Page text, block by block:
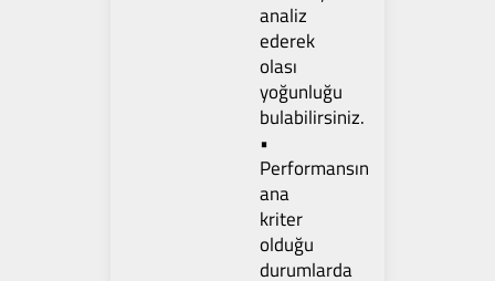
analiz
ederek
olası
yoğunluğu
bulabilirsiniz.
•
Performansın
ana
kriter
olduğu
durumlarda